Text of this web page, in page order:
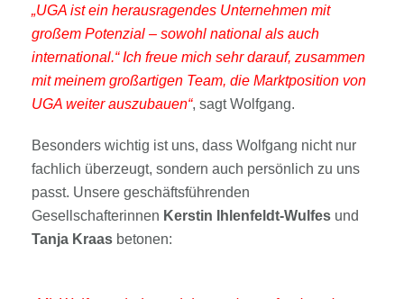
„UGA ist ein herausragendes Unternehmen mit
großem Potenzial – sowohl national als auch
international.“ Ich freue mich sehr darauf, zusammen
mit meinem großartigen Team, die Marktposition von
UGA weiter auszubauen“, sagt Wolfgang.
Besonders wichtig ist uns, dass Wolfgang nicht nur
fachlich überzeugt, sondern auch persönlich zu uns
passt. Unsere geschäftsführenden
Gesellschafterinnen Kerstin Ihlenfeldt-Wulfes und
Tanja Kraas betonen: